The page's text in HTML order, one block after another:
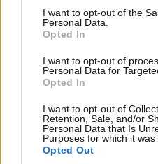
consent section.
I want to opt-out of the
Personal Data.
Opted In
I want to opt-out of
Personal Data for
Opted In
I want to opt-out of
Retention, Sale, and/or
Personal Data that Is
Purposes for which it was
Opted Out
Α. Σκέρτσος: Θρηνούμε
πυροσβεστών και των